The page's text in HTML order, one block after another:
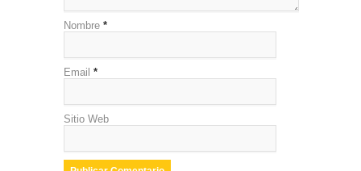
Nombre *
Email *
Sitio Web